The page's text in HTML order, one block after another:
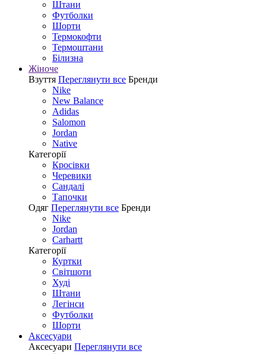
Штани
Футболки
Шорти
Термокофти
Термоштани
Білизна
Жіноче
Взуття Переглянути все Бренди
Nike
New Balance
Adidas
Salomon
Jordan
Native
Категорії
Кросівки
Черевики
Сандалі
Tапочки
Одяг Переглянути все Бренди
Nike
Jordan
Carhartt
Категорії
Куртки
Світшоти
Худі
Штани
Легінси
Футболки
Шорти
Аксесуари
Аксесуари Переглянути все